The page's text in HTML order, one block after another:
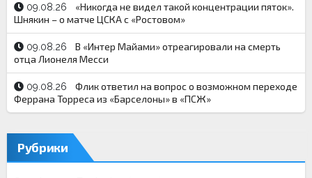
09.08.26
«Никогда не видел такой концентрации пяток».
Шнякин – о матче ЦСКА с «Ростовом»
09.08.26
В «Интер Майами» отреагировали на смерть
отца Лионеля Месси
09.08.26
Флик ответил на вопрос о возможном переходе
Феррана Торреса из «Барселоны» в «ПСЖ»
Рубрики